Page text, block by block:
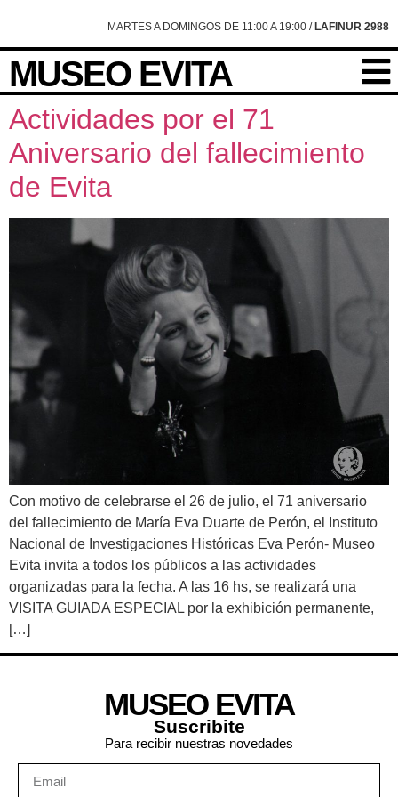
MARTES A DOMINGOS DE 11:00 A 19:00 / LAFINUR 2988
MUSEO EVITA
Actividades por el 71
Aniversario del fallecimiento
de Evita
Con motivo de celebrarse el 26 de julio, el 71 aniversario
del fallecimiento de María Eva Duarte de Perón, el Instituto
Nacional de Investigaciones Históricas Eva Perón- Museo
Evita invita a todos los públicos a las actividades
organizadas para la fecha. A las 16 hs, se realizará una
VISITA GUIADA ESPECIAL por la exhibición permanente,
[…]
MUSEO EVITA
Suscribite
Para recibir nuestras novedades